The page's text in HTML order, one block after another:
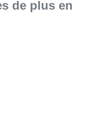
de plus en